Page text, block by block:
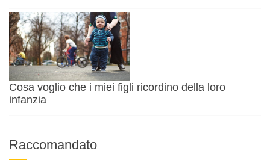
Cosa voglio che i miei figli ricordino della loro
infanzia
Raccomandato